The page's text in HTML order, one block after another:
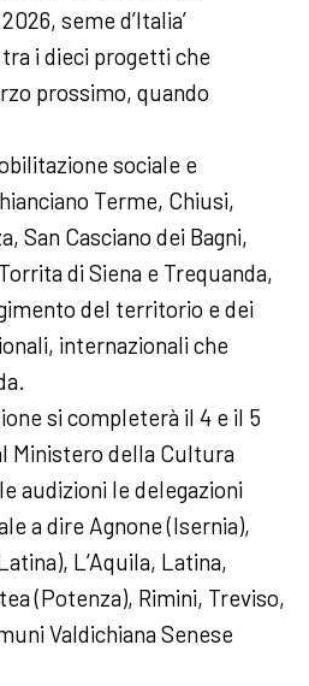
seme d’Italia’
i dieci progetti che
prossimo, quando
sociale e
Terme, Chiusi,
San Casciano dei Bagni,
di Siena e Trequanda,
del territorio e dei
internazionali che
si completerà il 4 e il 5
Ministero della Cultura
audizioni le delegazioni
a dire Agnone (Isernia),
L’Aquila, Latina,
(Potenza), Rimini, Treviso,
Valdichiana Senese